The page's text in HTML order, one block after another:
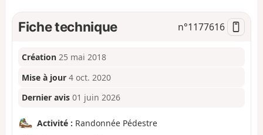
Fiche technique n°1177616
Création 25 mai 2018
Mise à jour 4 oct. 2020
Dernier avis 01 juin 2026
Activité : Randonnée Pédestre